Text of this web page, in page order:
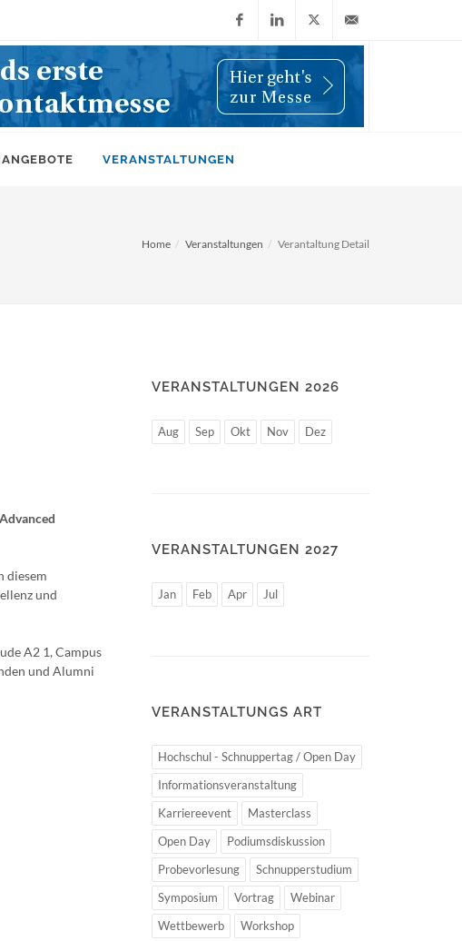
FacebookLinkedIn
X
(Twitter)
info@wiwi-
VERANSTALTUNGEN
Home Veranstaltungen Verantaltung Detail
diesem
und
A2 1, Campus
und Alumni
VERANSTALTUNGEN 2026
Aug Sep Okt Nov Dez
VERANSTALTUNGEN 2027
Jan Feb Apr Jul
VERANSTALTUNGS ART
Hochschul - Schnuppertag / Open Day
Informationsveranstaltung
Karriereevent
Masterclass
Open Day
Podiumsdiskussion
Probevorlesung
Schnupperstudium
Symposium
Vortrag
Webinar
Wettbewerb
Workshop